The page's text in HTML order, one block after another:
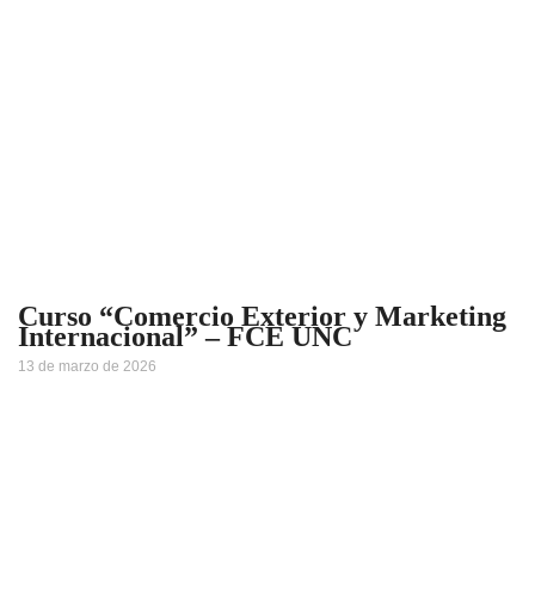
Curso “Comercio Exterior y Marketing
Internacional” – FCE UNC
13 de marzo de 2026